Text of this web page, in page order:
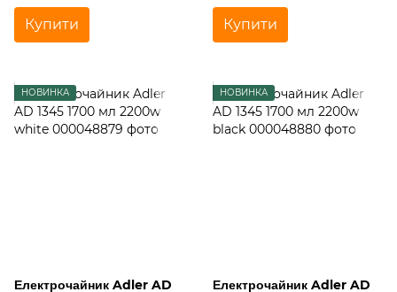
Купити Купити
НОВИНКА
Електрочайник Adler AD
НОВИНКА
Електрочайник Adler AD